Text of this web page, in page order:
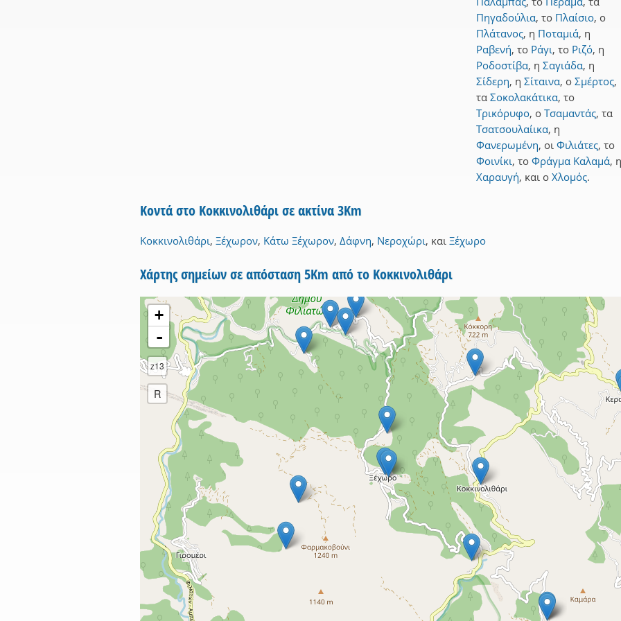
Πηγαδούλια, το Πλαίσιο, ο
Πλάτανος, η Ποταμιά, η
Ραβενή, το Ράγι, το Ριζό, η
Ροδοστίβα, η Σαγιάδα, η
Σίδερη, η Σίταινα, ο Σμέρτος,
τα Σοκολακάτικα, το
Τρικόρυφο, ο Τσαμαντάς, τα
Τσατσουλαίικα, η
Φανερωμένη, οι Φιλιάτες, το
Φοινίκι, το Φράγμα Καλαμά, η
Χαραυγή, και ο Χλομός.
Κοντά στο Κοκκινολιθάρι σε ακτίνα 3Km
Κοκκινολιθάρι, Ξέχωρον, Κάτω Ξέχωρον, Δάφνη, Νεροχώρι, και Ξέχωρο
Χάρτης σημείων σε απόσταση 5Km από το Κοκκινολιθάρι
+
-
z13
R